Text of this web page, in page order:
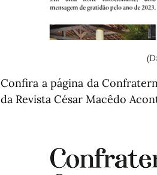
Confira a página da
da Revista César Macêdo